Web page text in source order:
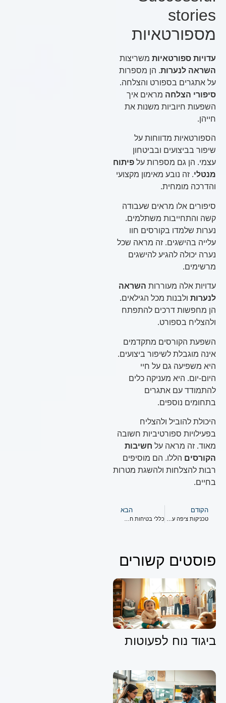
stories
מספורטאיות
עדויות ספורטאיותמשריצות
השראה לנערות. הן מספרות
על אתגרים בספורט והצלחה.
סיפורי הצלחהמראים איך
השפעות חיוביות משנות את
חייהן.
הספורטאיות מדווחות על
שיפור בביצועים ובביטחון
עצמי. הן גם מספרות עלפיתוח
מנטלי. זה נובע מאימון מקצועי
והדרכה מומחית.
סיפורים אלו מראים שעבודה
קשה והתחייבות משתלמים.
נערות שלמדו בקורסים חוו
עלייה בהישגים. זה מראה שכל
נערה יכולה להגיע להישגים
מרשימים.
עדויות אלה מעוררותהשראה
לנערותולבנות מכל הגילאים.
הן מחפשות דרכים להתפתח
ולהצליח בספורט.
השפעת הקורסים מתקדמים
אינה מוגבלת לשיפור ביצועים.
היא משפיעה גם על חיי
היום-יום. היא מעניקה כלים
להתמודד עם אתגרים
בתחומים נוספים.
היכולת להוביל ולהצליח
בפעילויות ספורטיביות חשובה
מאוד. זה מראה עלחשיבות
הקורסיםהללו. הם מוסיפים
רבות להצלחות ולהשגת מטרות
בחיים.
הקודם
טכניקות ציפה על הגב: איך להפוך את זה למהנה וכיף!
הבא
כללי בטיחות חשובים לכל שחיין
פוסטים קשורים
ביגוד נוח לפעוטות